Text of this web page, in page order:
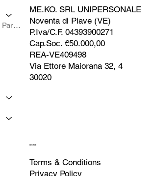
Isole Complete - Partner
LEGALE
Terms & Conditions
Privacy Policy
ME.KO. SRL UNIPERSONALE
Via Ettore Maiorana 32, 4
30020
Noventa di Piave (VE)
P.Iva/C.F. 04393900271
Cap.Soc. €50.000,00
REA-VE409498